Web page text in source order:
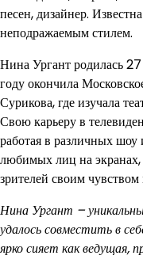
песен, дизайнер.
неподражаемым стилем.
Нина Ургант родилась
году окончила
Сурикова, где изучала
Свою карьеру в
работая в различных шоу
любимых лиц на экранах,
зрителей своим
Нина Ургант –
удалось совместить в
ярко сияет как ведущая,